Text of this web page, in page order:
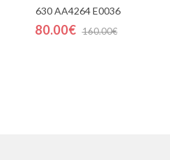
630 AA4264 E0036
80.00€ 160.00€